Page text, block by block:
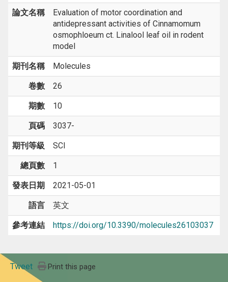
論文名稱
Evaluation of motor coordination and
antidepressant activities of Cinnamomum
osmophloeum ct. Linalool leaf oil in rodent
model
期刊名稱 Molecules
卷數 26
期數 10
頁碼 3037-
期刊等級 SCI
總頁數 1
發表日期 2021-05-01
語言 英文
參考連結 https://doi.org/10.3390/molecules26103037
Tweet Print this page